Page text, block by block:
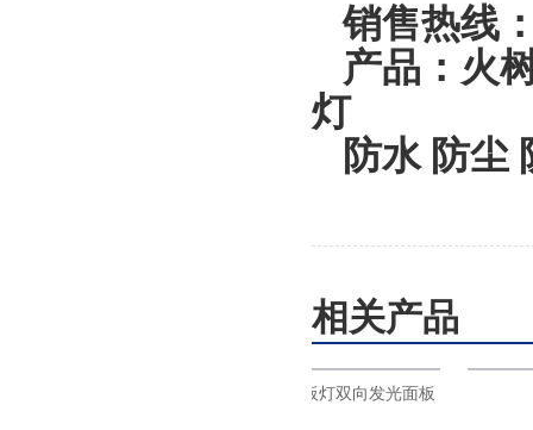
销售热线
产品：火
灯
防水 防尘
相关产品
火树银花照明三角形平板灯双向发光面板